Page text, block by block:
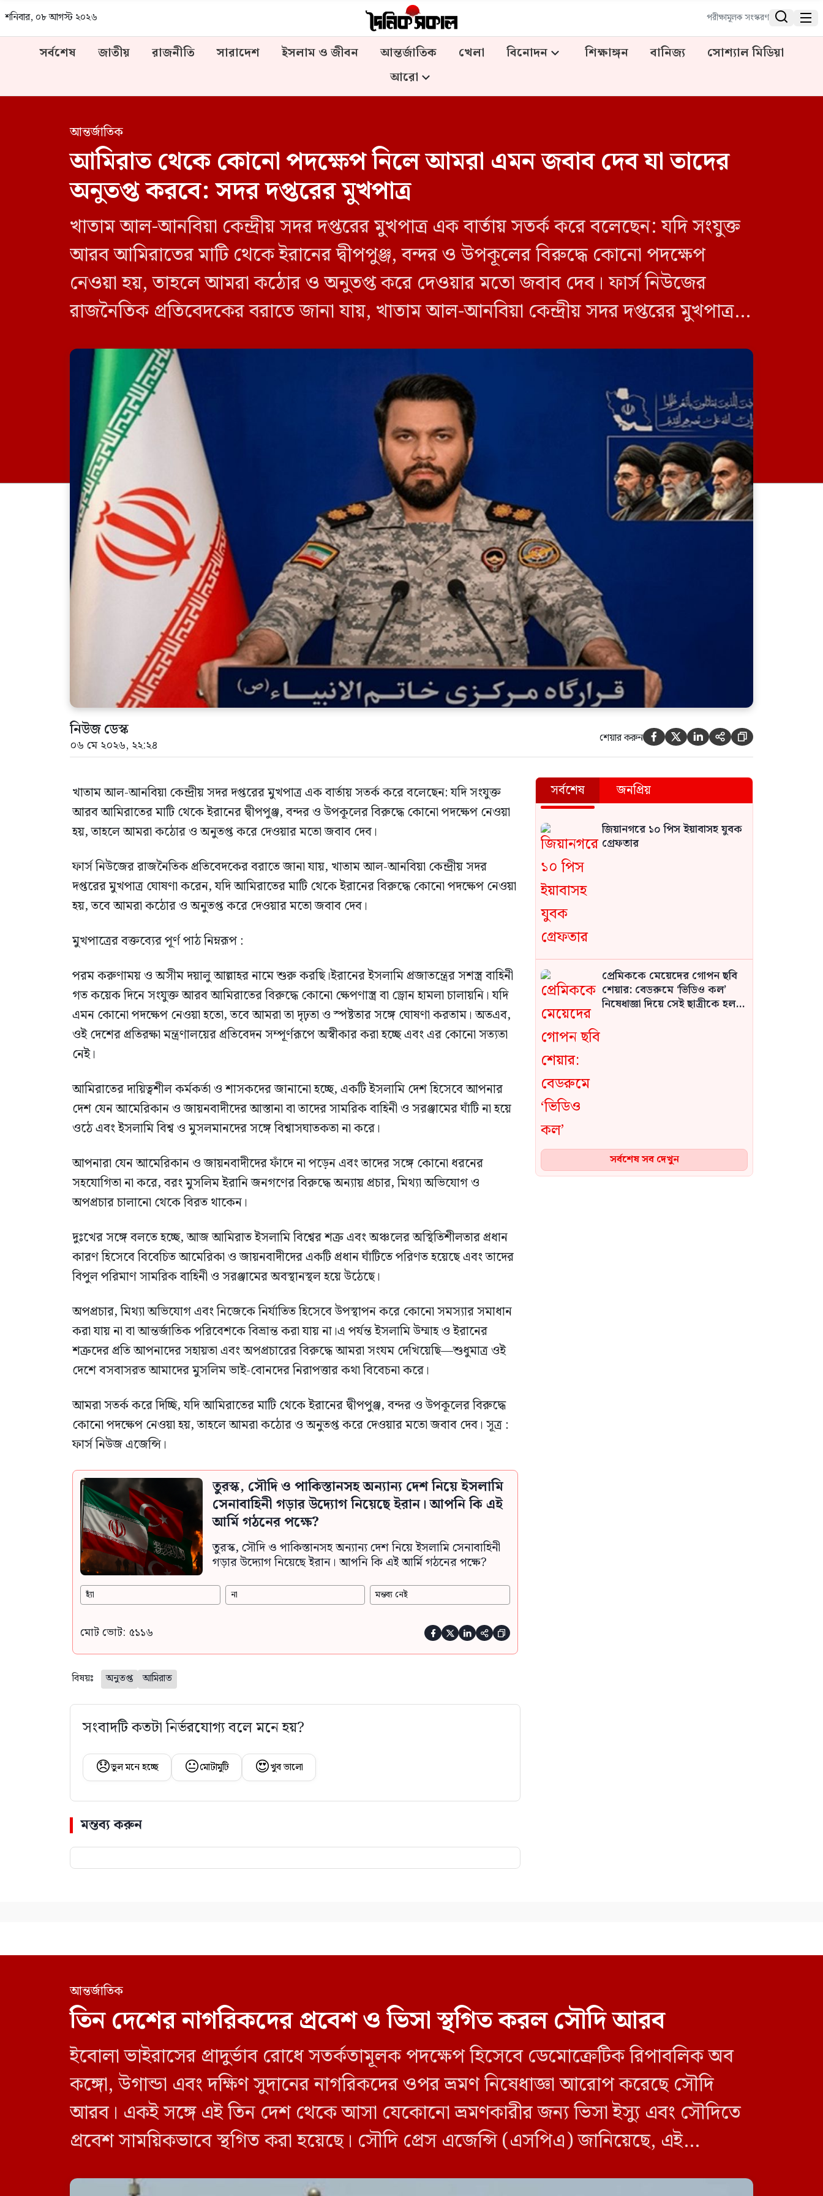
শনিবার, ০৮ আগস্ট ২০২৬ পরীক্ষামূলক সংস্করণ  
সর্বশেষ জাতীয় রাজনীতি সারাদেশ ইসলাম ও জীবন আন্তর্জাতিক খেলা বিনোদন শিক্ষাঙ্গন বানিজ্য
সোশ্যাল মিডিয়া
আরো
আন্তর্জাতিক
আমিরাত থেকে কোনো পদক্ষেপ নিলে আমরা এমন জবাব দেব যা তাদের
অনুতপ্ত করবে: সদর দপ্তরের মুখপাত্র
খাতাম আল-আনবিয়া কেন্দ্রীয় সদর দপ্তরের মুখপাত্র এক বার্তায় সতর্ক করে বলেছেন: যদি সংযুক্ত
আরব আমিরাতের মাটি থেকে ইরানের দ্বীপপুঞ্জ, বন্দর ও উপকূলের বিরুদ্ধে কোনো পদক্ষেপ
নেওয়া হয়, তাহলে আমরা কঠোর ও অনুতপ্ত করে দেওয়ার মতো জবাব দেব। ফার্স নিউজের
রাজনৈতিক প্রতিবেদকের বরাতে জানা যায়, খাতাম আল-আনবিয়া কেন্দ্রীয় সদর দপ্তরের মুখপাত্র
নিউজ ডেস্ক
০৬ মে ২০২৬, ২২:২৪ শেয়ার করুন     
খাতাম আল-আনবিয়া কেন্দ্রীয় সদর দপ্তরের মুখপাত্র এক বার্তায় সতর্ক করে বলেছেন: যদি সংযুক্ত
আরব আমিরাতের মাটি থেকে ইরানের দ্বীপপুঞ্জ, বন্দর ও উপকূলের বিরুদ্ধে কোনো পদক্ষেপ নেওয়া
হয়, তাহলে আমরা কঠোর ও অনুতপ্ত করে দেওয়ার মতো জবাব দেব।
ফার্স নিউজের রাজনৈতিক প্রতিবেদকের বরাতে জানা যায়, খাতাম আল-আনবিয়া কেন্দ্রীয় সদর
দপ্তরের মুখপাত্র ঘোষণা করেন, যদি আমিরাতের মাটি থেকে ইরানের বিরুদ্ধে কোনো পদক্ষেপ নেওয়া
হয়, তবে আমরা কঠোর ও অনুতপ্ত করে দেওয়ার মতো জবাব দেব।
মুখপাত্রের বক্তব্যের পূর্ণ পাঠ নিম্নরূপ :
পরম করুণাময় ও অসীম দয়ালু আল্লাহর নামে শুরু করছি।ইরানের ইসলামি প্রজাতন্ত্রের সশস্ত্র বাহিনী
গত কয়েক দিনে সংযুক্ত আরব আমিরাতের বিরুদ্ধে কোনো ক্ষেপণাস্ত্র বা ড্রোন হামলা চালায়নি। যদি
এমন কোনো পদক্ষেপ নেওয়া হতো, তবে আমরা তা দৃঢ়তা ও স্পষ্টতার সঙ্গে ঘোষণা করতাম। অতএব,
ওই দেশের প্রতিরক্ষা মন্ত্রণালয়ের প্রতিবেদন সম্পূর্ণরূপে অস্বীকার করা হচ্ছে এবং এর কোনো সত্যতা
নেই।
আমিরাতের দায়িত্বশীল কর্মকর্তা ও শাসকদের জানানো হচ্ছে, একটি ইসলামি দেশ হিসেবে আপনার
দেশ যেন আমেরিকান ও জায়নবাদীদের আস্তানা বা তাদের সামরিক বাহিনী ও সরঞ্জামের ঘাঁটি না হয়ে
ওঠে এবং ইসলামি বিশ্ব ও মুসলমানদের সঙ্গে বিশ্বাসঘাতকতা না করে।
আপনারা যেন আমেরিকান ও জায়নবাদীদের ফাঁদে না পড়েন এবং তাদের সঙ্গে কোনো ধরনের
সহযোগিতা না করে, বরং মুসলিম ইরানি জনগণের বিরুদ্ধে অন্যায় প্রচার, মিথ্যা অভিযোগ ও
অপপ্রচার চালানো থেকে বিরত থাকেন।
দুঃখের সঙ্গে বলতে হচ্ছে, আজ আমিরাত ইসলামি বিশ্বের শত্রু এবং অঞ্চলের অস্থিতিশীলতার প্রধান
কারণ হিসেবে বিবেচিত আমেরিকা ও জায়নবাদীদের একটি প্রধান ঘাঁটিতে পরিণত হয়েছে এবং তাদের
বিপুল পরিমাণ সামরিক বাহিনী ও সরঞ্জামের অবস্থানস্থল হয়ে উঠেছে।
অপপ্রচার, মিথ্যা অভিযোগ এবং নিজেকে নির্যাতিত হিসেবে উপস্থাপন করে কোনো সমস্যার সমাধান
করা যায় না বা আন্তর্জাতিক পরিবেশকে বিভ্রান্ত করা যায় না।এ পর্যন্ত ইসলামি উম্মাহ ও ইরানের
শত্রুদের প্রতি আপনাদের সহায়তা এবং অপপ্রচারের বিরুদ্ধে আমরা সংযম দেখিয়েছি—শুধুমাত্র ওই
দেশে বসবাসরত আমাদের মুসলিম ভাই-বোনদের নিরাপত্তার কথা বিবেচনা করে।
আমরা সতর্ক করে দিচ্ছি, যদি আমিরাতের মাটি থেকে ইরানের দ্বীপপুঞ্জ, বন্দর ও উপকূলের বিরুদ্ধে
কোনো পদক্ষেপ নেওয়া হয়, তাহলে আমরা কঠোর ও অনুতপ্ত করে দেওয়ার মতো জবাব দেব। সূত্র :
ফার্স নিউজ এজেন্সি।
তুরস্ক, সৌদি ও পাকিস্তানসহ অন্যান্য দেশ নিয়ে ইসলামি
সেনাবাহিনী গড়ার উদ্যোগ নিয়েছে ইরান। আপনি কি এই
আর্মি গঠনের পক্ষে?
তুরস্ক, সৌদি ও পাকিস্তানসহ অন্যান্য দেশ নিয়ে ইসলামি সেনাবাহিনী
গড়ার উদ্যোগ নিয়েছে ইরান। আপনি কি এই আর্মি গঠনের পক্ষে?
হ্যাঁ না মন্তব্য নেই
মোট ভোট: ৫১১৬     
বিষয়ঃ অনুতপ্ত আমিরাত
সংবাদটি কতটা নির্ভরযোগ্য বলে মনে হয়?
😞ভুল মনে হচ্ছে 😐মোটামুটি 😍খুব ভালো
মন্তব্য করুন
সর্বশেষ জনপ্রিয়
জিয়ানগরে ১০ পিস ইয়াবাসহ যুবক
গ্রেফতার
প্রেমিককে মেয়েদের গোপন ছবি
শেয়ার: বেডরুমে ‘ভিডিও কল’
নিষেধাজ্ঞা দিয়ে সেই ছাত্রীকে হল
আজ ডিজিএফআইয়ের গোপন
বন্দিশালা জেআইসি পরিদর্শনে
যাচ্ছেন ট্রাইব্যুনাল
সর্বশেষ সব দেখুন
আন্তর্জাতিক
তিন দেশের নাগরিকদের প্রবেশ ও ভিসা স্থগিত করল সৌদি আরব
ইবোলা ভাইরাসের প্রাদুর্ভাব রোধে সতর্কতামূলক পদক্ষেপ হিসেবে ডেমোক্রেটিক রিপাবলিক অব
কঙ্গো, উগান্ডা এবং দক্ষিণ সুদানের নাগরিকদের ওপর ভ্রমণ নিষেধাজ্ঞা আরোপ করেছে সৌদি
আরব। একই সঙ্গে এই তিন দেশ থেকে আসা যেকোনো ভ্রমণকারীর জন্য ভিসা ইস্যু এবং সৌদিতে
প্রবেশ সাময়িকভাবে স্থগিত করা হয়েছে। সৌদি প্রেস এজেন্সি (এসপিএ) জানিয়েছে, এই